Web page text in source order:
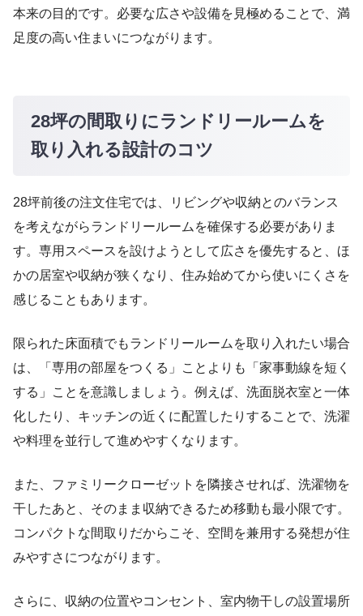
本来の目的です。必要な広さや設備を見極めることで、満
足度の高い住まいにつながります。
28坪の間取りにランドリールームを
取り入れる設計のコツ
28坪前後の注文住宅では、リビングや収納とのバランス
を考えながらランドリールームを確保する必要がありま
す。専用スペースを設けようとして広さを優先すると、ほ
かの居室や収納が狭くなり、住み始めてから使いにくさを
感じることもあります。
限られた床面積でもランドリールームを取り入れたい場合
は、「専用の部屋をつくる」ことよりも「家事動線を短く
する」ことを意識しましょう。例えば、洗面脱衣室と一体
化したり、キッチンの近くに配置したりすることで、洗濯
や料理を並行して進めやすくなります。
また、ファミリークローゼットを隣接させれば、洗濯物を
干したあと、そのまま収納できるため移動も最小限です。
コンパクトな間取りだからこそ、空間を兼用する発想が住
みやすさにつながります。
さらに、収納の位置やコンセント、室内物干しの設置場所